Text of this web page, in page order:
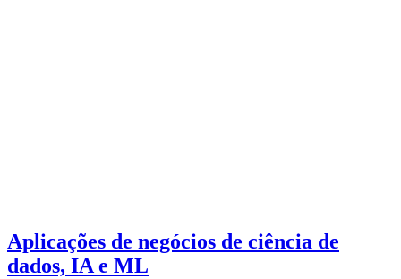
Aplicações de negócios de ciência de
dados, IA e ML